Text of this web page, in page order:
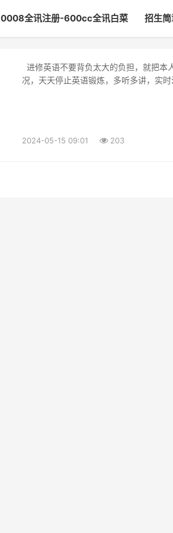
0008全讯注册-600cc全讯白菜 招生
况，天天停止英语锻炼，多听多讲，实
2024-05-15 09:01 203